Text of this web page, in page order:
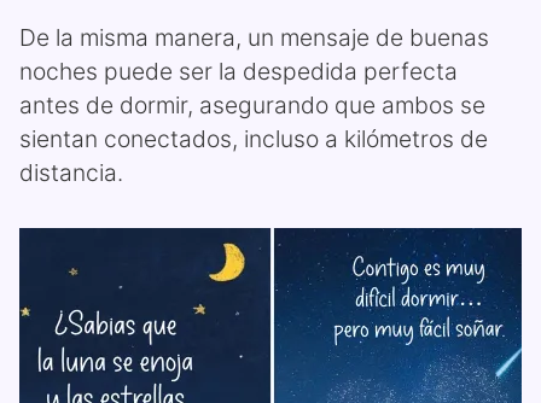
De la misma manera, un mensaje de buenas
noches puede ser la despedida perfecta
antes de dormir, asegurando que ambos se
sientan conectados, incluso a kilómetros de
distancia.